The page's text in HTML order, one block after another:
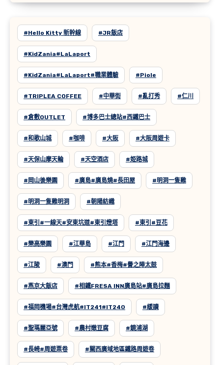
#Hello Kitty 新幹線 #JR飯店
#KidZania#LaLaport
#KidZania#LaLaport#職業體驗 #Piole
#TRIPLEA COFFEE #中華街 #亂打秀 #仁川
#倉敷OUTLET #博多巴士總站#西鐵巴士
#和歌山城 #咖啡 #大阪 #大阪周遊卡
#天保山摩天輪 #天空酒店 #姫路城
#岡山後樂園 #廣島#廣島燒#長田屋 #明洞一隻雞
#明洞一隻雞明洞 #朝陽紡織
#東引#一線天#安東坑道#東引燈塔 #東引#豆花
#樂高樂園 #江華島 #江門 #江門海邊
#江陵 #澳門 #熊本#香梅#譽之陣太鼓
#燕京大飯店 #相鐵FRESA INN廣島站#廣島拉麵
#福岡機場#台灣虎航#IT241#IT240 #緩讀
#聖瑪麗亞號 #農村嫩豆腐 #鏡浦湖
#長崎#周遊票卷 #關西廣域地區鐵路周遊卷